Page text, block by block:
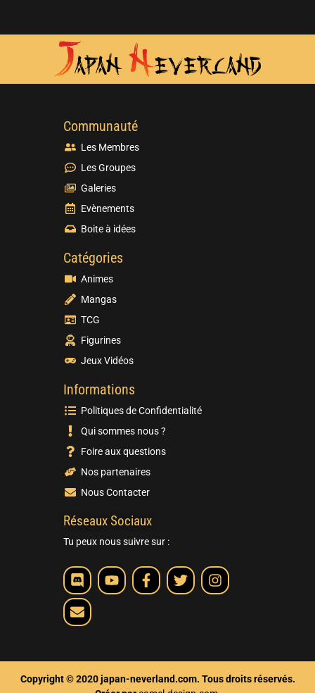
Communauté
Les Membres
Les Groupes
Galeries
Evènements
Boite à idées
Catégories
Animes
Mangas
TCG
Figurines
Jeux Vidéos
Informations
Politiques de Confidentialité
Qui sommes nous ?
Foire aux questions
Nos partenaires
Nous Contacter
Réseaux Sociaux
Tu peux nous suivre sur :
Copyright © 2020 japan-neverland.com. Tous droits réservés.